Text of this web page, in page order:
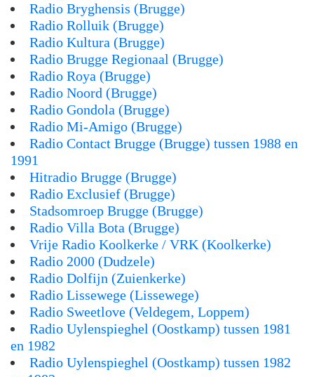
Radio Bryghensis (Brugge)
Radio Rolluik (Brugge)
Radio Kultura (Brugge)
Radio Brugge Regionaal (Brugge)
Radio Roya (Brugge)
Radio Noord (Brugge)
Radio Gondola (Brugge)
Radio Mi-Amigo (Brugge)
Radio Contact Brugge (Brugge) tussen 1988 en
1991
Hitradio Brugge (Brugge)
Radio Exclusief (Brugge)
Stadsomroep Brugge (Brugge)
Radio Villa Bota (Brugge)
Vrije Radio Koolkerke / VRK (Koolkerke)
Radio 2000 (Dudzele)
Radio Dolfijn (Zuienkerke)
Radio Lissewege (Lissewege)
Radio Sweetlove (Veldegem, Loppem)
Radio Uylenspieghel (Oostkamp) tussen 1981
en 1982
Radio Uylenspieghel (Oostkamp) tussen 1982